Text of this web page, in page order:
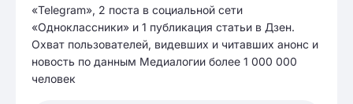
«Telegram», 2 поста в социальной сети
«Одноклассники» и 1 публикация статьи в Дзен.
Охват пользователей, видевших и читавших анонс и
новость по данным Медиалогии более 1 000 000
человек